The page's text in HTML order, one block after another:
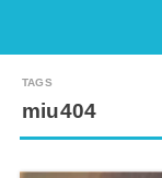
miu404